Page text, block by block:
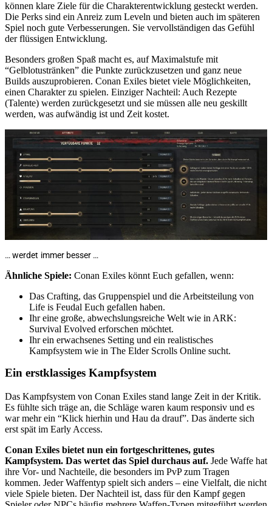
können klare Ziele für die Charakterentwicklung gesteckt werden.
Die Perks sind ein Anreiz zum Leveln und bieten auch im späteren
Spiel noch gute Verbesserungen. Sie vervollständigen das Gefühl
der flüssigen Entwicklung.
Besonders großen Spaß macht es, auf Maximalstufe mit
“Gelblotustränken” die Punkte zurückzusetzen und ganz neue
Builds auszuprobieren. Conan Exiles bietet viele Möglichkeiten,
einen Charakter zu spielen. Einziger Nachteil: Auch Rezepte
(Talente) werden zurückgesetzt und sie müssen alle neu geskillt
werden, was aufwändig ist und Zeit kostet.
… werdet immer besser …
Ähnliche Spiele: Conan Exiles könnt Euch gefallen, wenn:
Das Crafting, das Gruppenspiel und die Arbeitsteilung von
Life is Feudal Euch gefallen haben.
Ihr eine große, abwechslungsreiche Welt wie in ARK:
Survival Evolved erforschen möchtet.
Ihr ein erwachsenes Setting und ein realistisches
Kampfsystem wie in The Elder Scrolls Online sucht.
Ein erstklassiges Kampfsystem
Das Kampfsystem von Conan Exiles stand lange Zeit in der Kritik.
Es fühlte sich träge an, die Schläge waren kaum responsiv und es
war mehr ein “Klick hierhin und Hau da drauf”. Das änderte sich
erst spät im Early Access.
Conan Exiles bietet nun ein fortgeschrittenes, gutes
Kampfsystem. Das wertet das Spiel durchaus auf. Jede Waffe hat
ihre Vor- und Nachteile, die besonders im PvP zum Tragen
kommen. Jeder Waffentyp spielt sich anders – eine Vielfalt, die nicht
viele Spiele bieten. Der Nachteil ist, dass für den Kampf gegen